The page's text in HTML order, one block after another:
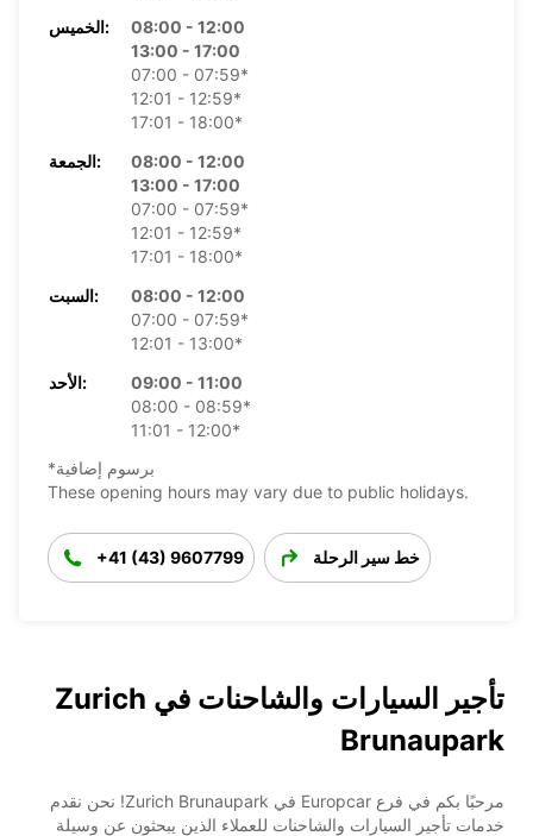
الخميس:
08:00 - 12:00
13:00 - 17:00
07:00 - 07:59*
12:01 - 12:59*
17:01 - 18:00*
الجمعة:
08:00 - 12:00
13:00 - 17:00
07:00 - 07:59*
12:01 - 12:59*
17:01 - 18:00*
السبت:
08:00 - 12:00
07:00 - 07:59*
12:01 - 13:00*
الأحد:
09:00 - 11:00
08:00 - 08:59*
11:01 - 12:00*
*برسوم إضافية
These opening hours may vary due to public holidays.
+41 (43) 9607799 خط سير الرحلة
تأجير السيارات والشاحنات في Zurich
Brunaupark
مرحبًا بكم في فرع Europcar في Zurich Brunaupark! نحن نقدم
خدمات تأجير السيارات والشاحنات للعملاء الذين يبحثون عن وسيلة